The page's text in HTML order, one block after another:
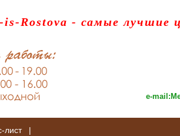
Rostova - самые лучшие
e-mail:
лист |